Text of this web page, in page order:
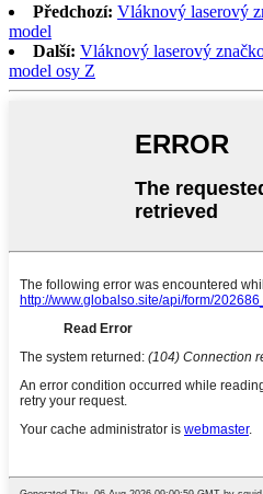
Předchozí: Vláknový laserový
model
Další: Vláknový laserový
model osy Z